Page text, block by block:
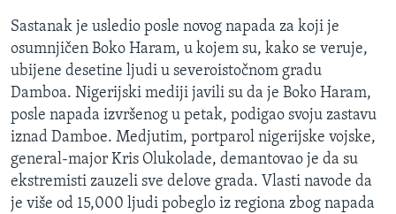
Sastanak je usledio posle novog napada za koji je
osumnjičen Boko Haram, u kojem su, kako se veruje,
ubijene desetine ljudi u severoistočnom gradu
Damboa. Nigerijski mediji javili su da je Boko Haram,
posle napada izvršenog u petak, podigao svoju zastavu
iznad Damboe. Medjutim, portparol nigerijske vojske,
general-major Kris Olukolade, demantovao je da su
ekstremisti zauzeli sve delove grada. Vlasti navode da
je više od 15,000 ljudi pobeglo iz regiona zbog napada